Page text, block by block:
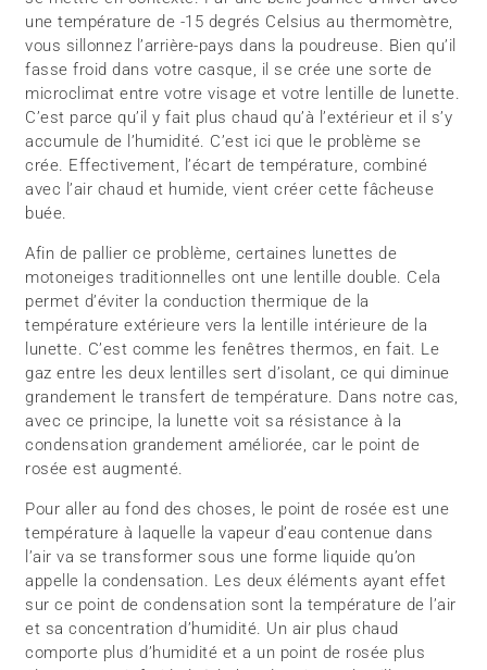
une température de -15 degrés Celsius au thermomètre,
vous sillonnez l’arrière-pays dans la poudreuse. Bien qu’il
fasse froid dans votre casque, il se crée une sorte de
microclimat entre votre visage et votre lentille de lunette.
C’est parce qu’il y fait plus chaud qu’à l’extérieur et il s’y
accumule de l’humidité. C’est ici que le problème se
crée. Effectivement, l’écart de température, combiné
avec l’air chaud et humide, vient créer cette fâcheuse
buée.
Afin de pallier ce problème, certaines lunettes de
motoneiges traditionnelles ont une lentille double. Cela
permet d’éviter la conduction thermique de la
température extérieure vers la lentille intérieure de la
lunette. C’est comme les fenêtres thermos, en fait. Le
gaz entre les deux lentilles sert d’isolant, ce qui diminue
grandement le transfert de température. Dans notre cas,
avec ce principe, la lunette voit sa résistance à la
condensation grandement améliorée, car le point de
rosée est augmenté.
Pour aller au fond des choses, le point de rosée est une
température à laquelle la vapeur d’eau contenue dans
l’air va se transformer sous une forme liquide qu’on
appelle la condensation. Les deux éléments ayant effet
sur ce point de condensation sont la température de l’air
et sa concentration d’humidité. Un air plus chaud
comporte plus d’humidité et a un point de rosée plus